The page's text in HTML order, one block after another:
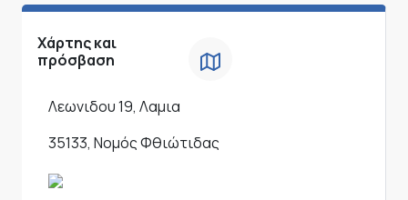
Χάρτης και
πρόσβαση
Λεωνιδου 19, Λαμια
35133, Νομός Φθιώτιδας